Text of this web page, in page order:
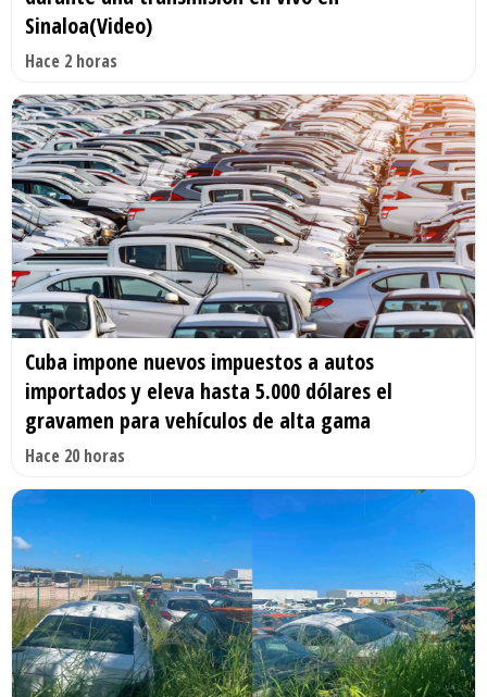
Sinaloa(Video)
Hace 2 horas
Cuba impone nuevos impuestos a autos
importados y eleva hasta 5.000 dólares el
gravamen para vehículos de alta gama
Hace 20 horas